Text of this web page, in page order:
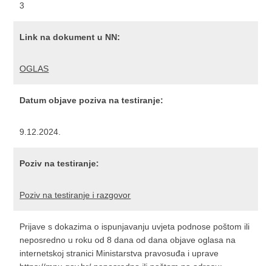
3
Link na dokument u NN:
OGLAS
Datum objave poziva na testiranje:
9.12.2024.
Poziv na testiranje:
Poziv na testiranje i razgovor
Prijave s dokazima o ispunjavanju uvjeta podnose poštom ili
neposredno u roku od 8 dana od dana objave oglasa na
internetskoj stranici Ministarstva pravosuđa i uprave